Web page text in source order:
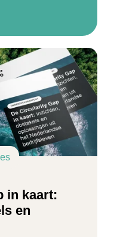
in kaart:
en